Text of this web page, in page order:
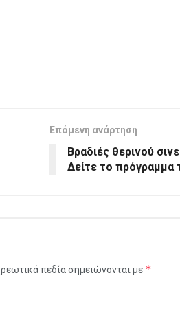
Επόμενη ανάρτηση
Βραδιές θερινού
Δείτε το
πεδία σημειώνονται με *